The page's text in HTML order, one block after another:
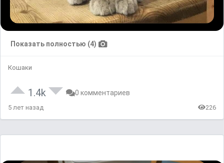
Показать полностью (4)
Кошаки
1.4k 0 комментариев
5 лет назад 226